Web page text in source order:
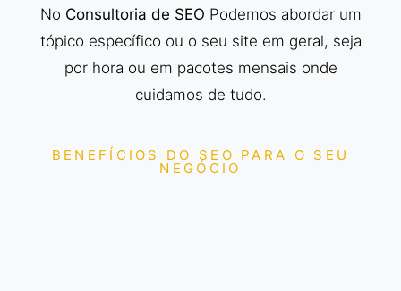
No Consultoria de SEO Podemos abordar um
tópico específico ou o seu site em geral, seja
por hora ou em pacotes mensais onde
cuidamos de tudo.
BENEFÍCIOS DO SEO PARA O SEU
NEGÓCIO